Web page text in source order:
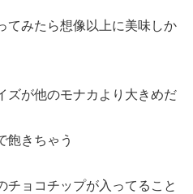
てみたら想像以上に美味しか
ズが他のモナカより大きめだ
飽きちゃう
チョコチップが入ってること